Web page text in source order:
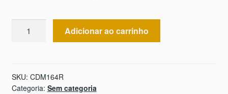
Diem
quantidade
Adicionar ao carrinho
SKU: CDM164R
Categoria: Sem categoria